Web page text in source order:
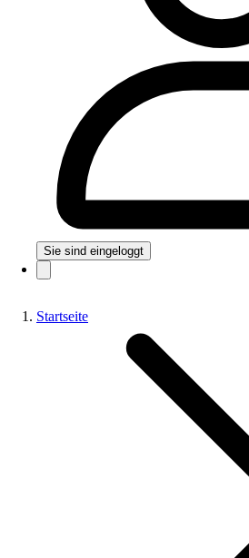
Sie sind eingeloggt
Startseite